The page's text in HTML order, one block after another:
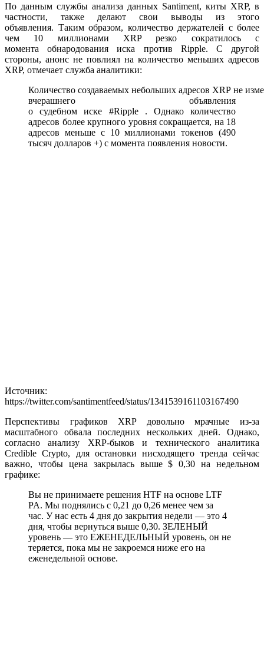
По данным службы анализа данных Santiment, киты XRP, в
частности, также делают свои выводы из этого
объявления. Таким образом, количество держателей с более
чем 10 миллионами XRP резко сократилось с
момента обнародования иска против Ripple. С другой
стороны, анонс не повлиял на количество меньших адресов
XRP, отмечает служба аналитики:
Количество создаваемых небольших адресов XRP не
вчерашнего объявления
осудебномиске #Ripple . Однако количество
адресов более крупного уровня сокращается, на 18
адресов меньше с 10 миллионами токенов (490
тысяч долларов +) с момента появления новости.
Источник:
https://twitter.com/santimentfeed/status/1341539161103167490
Перспективы графиков XRP довольно мрачные из-за
масштабного обвала последних нескольких дней. Однако,
согласно анализу XRP-быков и технического аналитика
Credible Crypto, для остановки нисходящего тренда сейчас
важно, чтобы цена закрылась выше $ 0,30 на недельном
графике:
Вы не принимаете решения HTF на основе LTF
PA. Мы поднялись с 0,21 до 0,26 менее чем за
час. У нас есть 4 дня до закрытия недели — это 4
дня, чтобы вернуться выше 0,30. ЗЕЛЕНЫЙ
уровень — это ЕЖЕНЕДЕЛЬНЫЙ уровень, он не
теряется, пока мы не закроемся ниже его на
еженедельной основе.